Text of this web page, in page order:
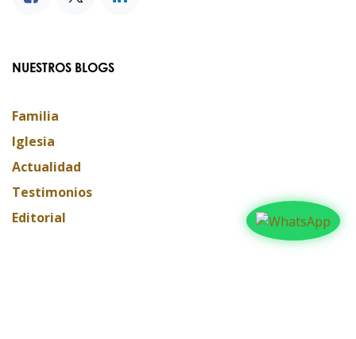
NUESTROS BLOGS
Familia
Iglesia
Actualidad
Testimonios
Editorial